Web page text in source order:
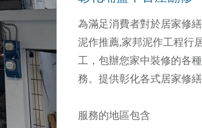
為滿足消費者對於居家修
泥作推薦,家邦泥作工程行
工，包辦您家中裝修的各
務。提供彰化各式居家修
服務的地區包含